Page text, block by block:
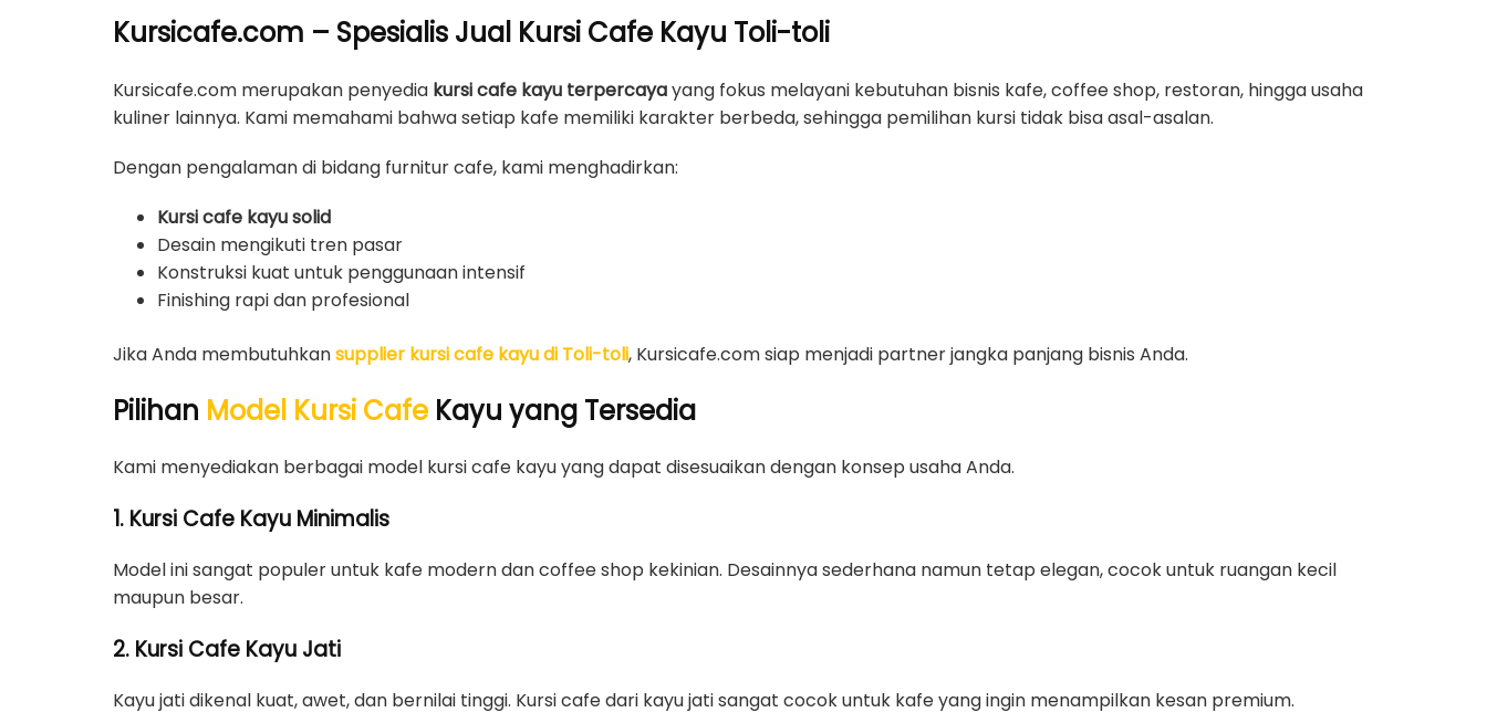
Kursicafe.com – Spesialis Jual Kursi Cafe Kayu Toli-toli
Kursicafe.com merupakan penyedia kursi cafe kayu terpercayayang fokus melayani kebutuhan bisnis kafe, coffee shop, restoran, hingga usaha
kuliner lainnya. Kami memahami bahwa setiap kafe memiliki karakter berbeda, sehingga pemilihan kursi tidak bisa asal-asalan.
Dengan pengalaman di bidang furnitur cafe, kami menghadirkan:
Kursi cafe kayu solid
Desain mengikuti tren pasar
Konstruksi kuat untuk penggunaan intensif
Finishing rapi dan profesional
Jika Anda membutuhkansupplier kursi cafe kayu di Toli-toli, Kursicafe.com siap menjadi partner jangka panjang bisnis Anda.
Pilihan Model Kursi Cafe Kayu yang Tersedia
Kami menyediakan berbagai model kursi cafe kayu yang dapat disesuaikan dengan konsep usaha Anda.
1. Kursi Cafe Kayu Minimalis
Model ini sangat populer untuk kafe modern dan coffee shop kekinian. Desainnya sederhana namun tetap elegan, cocok untuk ruangan kecil
maupun besar.
2. Kursi Cafe Kayu Jati
Kayu jati dikenal kuat, awet, dan bernilai tinggi. Kursi cafe dari kayu jati sangat cocok untuk kafe yang ingin menampilkan kesan premium.